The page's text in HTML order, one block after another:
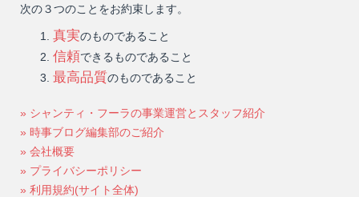
次の３つのことをお約束します。
真実のものであること
信頼できるものであること
最高品質のものであること
» シャンティ・フーラの事業運営とスタッフ紹介
» 時事ブログ編集部のご紹介
» 会社概要
» プライバシーポリシー
» 利用規約(サイト全体)